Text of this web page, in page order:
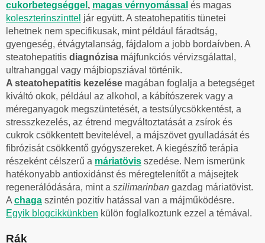
cukorbetegséggel , magas vérnyomással és magas
koleszterinszinttel jár együtt. A steatohepatitis tünetei
lehetnek nem specifikusak, mint például fáradtság,
gyengeség, étvágytalanság, fájdalom a jobb bordaívben. A
steatohepatitis diagnózisa májfunkciós vérvizsgálattal,
ultrahanggal vagy májbiopsziával történik.
A steatohepatitis kezelése magában foglalja a betegséget
kiváltó okok, például az alkohol, a kábítószerek vagy a
méreganyagok megszüntetését, a testsúlycsökkentést, a
stresszkezelés, az étrend megváltoztatását a zsírok és
cukrok csökkentett bevitelével, a májszövet gyulladását és
fibrózisát csökkentő gyógyszereket. A kiegészítő terápia
részeként célszerű a máriatövis szedése. Nem ismerünk
hatékonyabb antioxidánst és méregtelenítőt a májsejtek
regenerálódására, mint a szilimarinban gazdag máriatövist.
A chaga szintén pozitív hatással van a májműködésre.
Egyik blogcikkünkben külön foglalkoztunk ezzel a témával.
Rák